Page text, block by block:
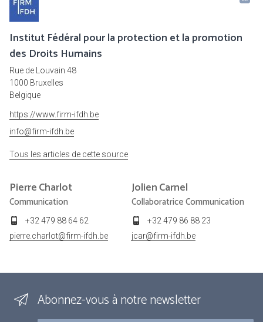
Institut Fédéral pour la protection et la promotion
des Droits Humains
Rue de Louvain 48
1000 Bruxelles
Belgique
https://www.firm-ifdh.be
info@firm-ifdh.be
Tous les articles de cette source
PierreCharlot
Communication
+32 479 88 64 62
pierre.charlot@firm-ifdh.be
JolienCarnel
Collaboratrice Communication
+32 479 86 88 23
jcar@firm-ifdh.be
Abonnez-vous à notre newsletter